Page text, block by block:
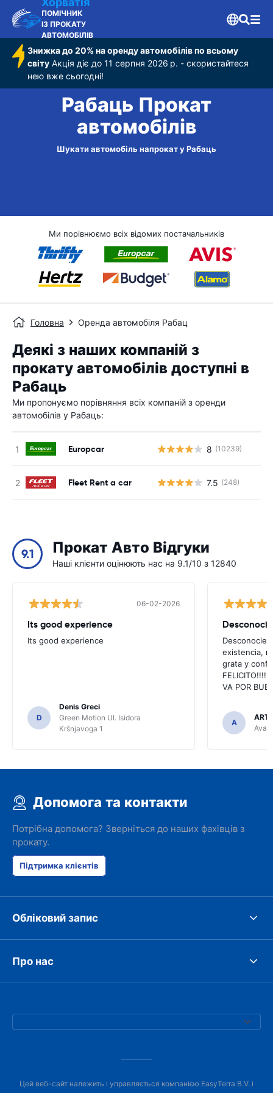
ПОМІЧНИК
ІЗ ПРОКАТУ
АВТОМОБІЛІВ
Знижка до 20% на оренду автомобілів по всьому
світу Акція діє до 11 серпня 2026 р. - скористайтеся
нею вже сьогодні!
Рабаць Прокат
автомобілів
Шукати автомобіль напрокат у Рабаць
Ми порівнюємо всіх відомих постачальників
Головна Оренда автомобіля Рабац
Деякі з наших компаній з
прокату автомобілів доступні в
Рабаць
Ми пропонуємо порівняння всіх компаній з оренди
автомобілів у Рабаць:
Europcar 8 (10239)
Fleet Rent a car 7.5 (248)
9.1 Прокат Авто Відгуки
Наші клієнти оцінюють нас на 9.1/10 з 12840
06-02-2026
Its good experience
Its good experience
D
Denis Greci
Green Motion Ul. Isidora
Kršnjavoga 1
existencia,
grata y
FELICITO!!!!,
VA POR
A
Допомога та контакти
Потрібна допомога? Зверніться до наших фахівців з
прокату.
Підтримка клієнтів
Обліковий запис
Про нас
Цей веб-сайт належить і управляється компанією EasyTerra B.V. і